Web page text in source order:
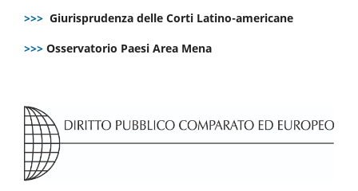
>>> Giurisprudenza delle Corti Latino-americane
>>> Osservatorio Paesi Area Mena